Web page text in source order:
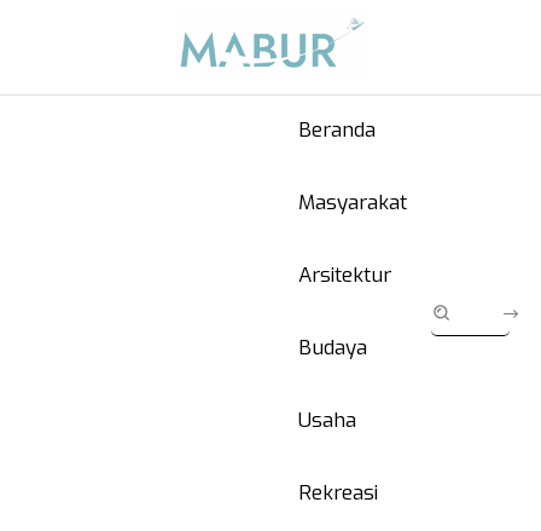
Beranda
Masyarakat
Arsitektur
Budaya
Usaha
Rekreasi